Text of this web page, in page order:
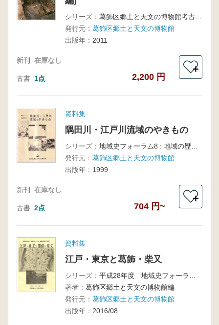
シリーズ：
葛飾区郷土と天文の博物館考古学調査報告書第20集
発行元： 葛飾区郷土と天文の博物館
出版年： 2011
新刊 在庫なし
古書 1点 2,200 円
＋
資料集
隅田川・江戸川流域のやきもの
シリーズ：
地域史フォーラム8 : 地域の歴史を求めて
発行元： 葛飾区郷土と天文の博物館
出版年： 1999
新刊 在庫なし
古書 2点 704 円~
＋
資料集
江戸・東京と葛飾・柴又
シリーズ：
著者： 葛飾区郷土と天文の博物館編
発行元： 葛飾区郷土と天文の博物館
出版年： 2016/08